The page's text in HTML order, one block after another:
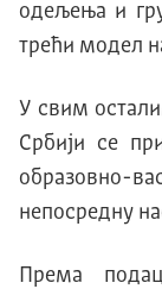
одељења и
трећи модел
У свим
Србији се
образовно-
непосредну
Према